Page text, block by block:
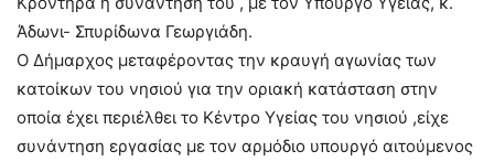
Άδωνι- Σπυρίδωνα Γεωργιάδη.
Ο Δήμαρχος μεταφέροντας την κραυγή αγωνίας των
κατοίκων του νησιού για την οριακή κατάσταση στην
οποία έχει περιέλθει το Κέντρο Υγείας του νησιού ,είχε
συνάντηση εργασίας με τον αρμόδιο υπουργό αιτούμενος